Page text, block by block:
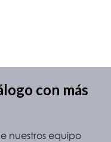
con más
nuestros equipo